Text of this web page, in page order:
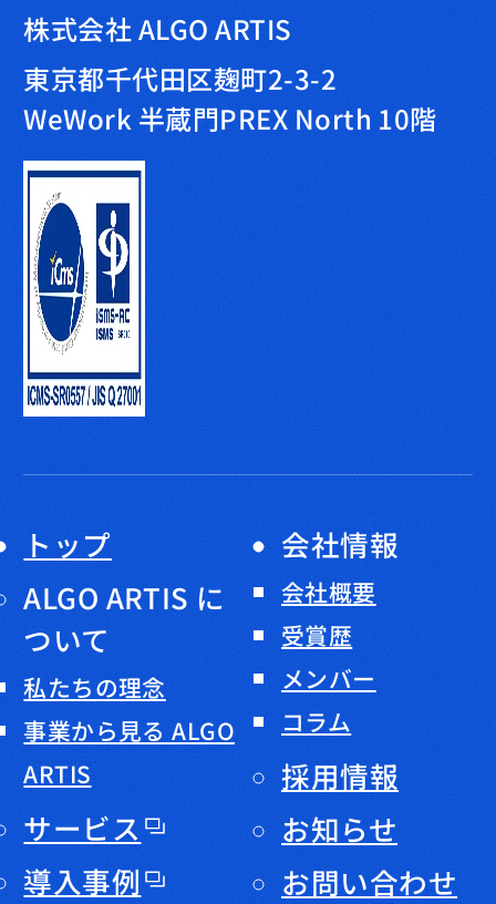
株式会社 ALGO ARTIS
東京都千代田区麹町2-3-2
WeWork 半蔵門PREX North 10階
トップ
ALGO ARTIS に
ついて
私たちの理念
事業から見る ALGO
ARTIS
サービス
導入事例
会社情報
会社概要
受賞歴
メンバー
コラム
採用情報
お知らせ
お問い合わせ